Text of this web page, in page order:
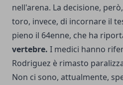
nell'arena. La decisione,
toro, invece, di incornare il
pieno il 64enne, che ha
vertebre. I medici hanno
Rodriguez è rimasto
Non ci sono, attualmente,